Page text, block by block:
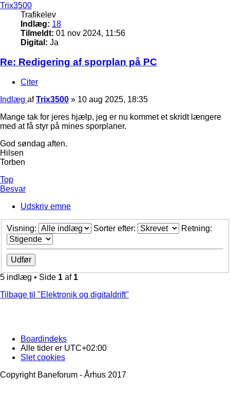
Trix3500
Trafikelev
Indlæg: 18
Tilmeldt: 01 nov 2024, 11:56
Digital: Ja
Re: Redigering af sporplan på PC
Citer
Indlæg afTrix3500 » 10 aug 2025, 18:35
Mange tak for jeres hjælp, jeg er nu kommet et skridt længere
med at få styr på mines sporplaner.
God søndag aften.
Hilsen
Torben
Top
Besvar
Udskriv emne
Visning: Sorter efter: Retning:
5 indlæg • Side 1 af 1
Tilbage til "Elektronik og digitaldrift"
Boardindeks
Alle tider er UTC+02:00
Slet cookies
Copyright Baneforum - Århus 2017